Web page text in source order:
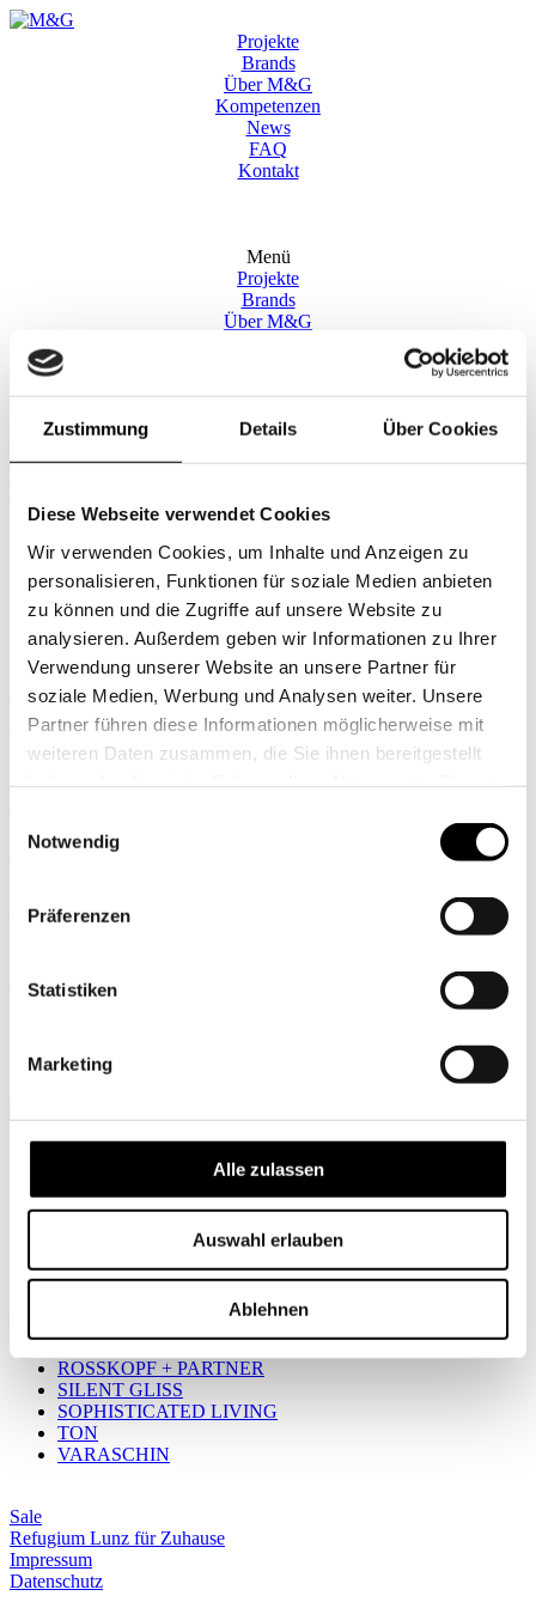
Zustimmung Details Über Cookies
Diese Webseite verwendet Cookies
Wir verwenden Cookies, um Inhalte und Anzeigen zu
personalisieren, Funktionen für soziale Medien anbieten
zu können und die Zugriffe auf unsere Website zu
analysieren. Außerdem geben wir Informationen zu Ihrer
Verwendung unserer Website an unsere Partner für
soziale Medien, Werbung und Analysen weiter. Unsere
Partner führen diese Informationen möglicherweise mit
weiteren Daten zusammen, die Sie ihnen bereitgestellt
Notwendig
Präferenzen
Statistiken
Marketing
Alle zulassen
Auswahl erlauben
Ablehnen
Projekte
Brands
Über M&G
Kompetenzen
News
FAQ
Kontakt
Menü
Projekte
Brands
Über M&G
DE
EN
404 – Keine Ergebnisse gefunden
Kontakt
M&G Innenarchitektur und Bauplanung
Abelegasse 10, 1160 Wien
office@mayr-glatzl.at
sind bei uns jederzeit möglich.
Jobs
Newsletter
Wenn Sie gerne zu unseren Veranstaltungen eingeladen werden
möchten, tragen Sie sich bitte in unseren Mailverteiler ein.
AUDO COPENHAGEN
CIELO
MINIFORMS
POLTRONA FRAU
ROSSKOPF + PARTNER
SILENT GLISS
SOPHISTICATED LIVING
TON
VARASCHIN
Sale
Refugium Lunz für Zuhause
Impressum
Datenschutz